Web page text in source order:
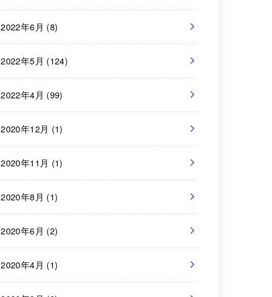
2022年6月 (8)
2022年5月 (124)
2022年4月 (99)
2020年12月 (1)
2020年11月 (1)
2020年8月 (1)
2020年6月 (2)
2020年4月 (1)